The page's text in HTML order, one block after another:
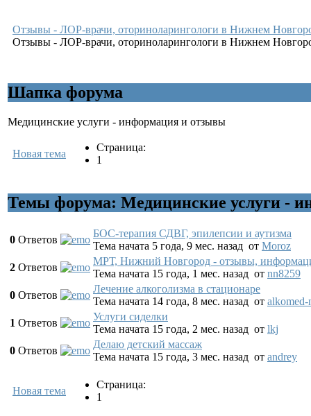
Отзывы - ЛОР-врачи, оториноларингологи в Нижнем
Отзывы - ЛОР-врачи, оториноларингологи в Нижнем
Шапка форума
Медицинские услуги - информация и отзывы
Новая тема
Страница:
1
Темы форума: Медицинские услуги -
0 Ответов
БОС-терапия СДВГ, эпилепсии и аутизма
Тема начата 5 года, 9 мес. назад от Moroz
2 Ответов
МРТ, Нижний Новгород - отзывы,
Тема начата 15 года, 1 мес. назад от nn8259
0 Ответов
Лечение алкоголизма в стационаре
Тема начата 14 года, 8 мес. назад от alkomed-
1 Ответов
Услуги сиделки
Тема начата 15 года, 2 мес. назад от lkj
0 Ответов
Делаю детский массаж
Тема начата 15 года, 3 мес. назад от andrey
Новая тема
Страница:
1